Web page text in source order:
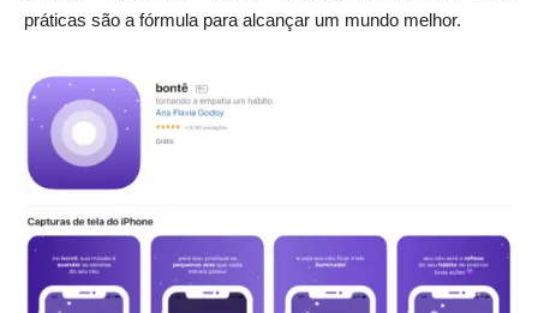
práticas são a fórmula para alcançar um mundo melhor.